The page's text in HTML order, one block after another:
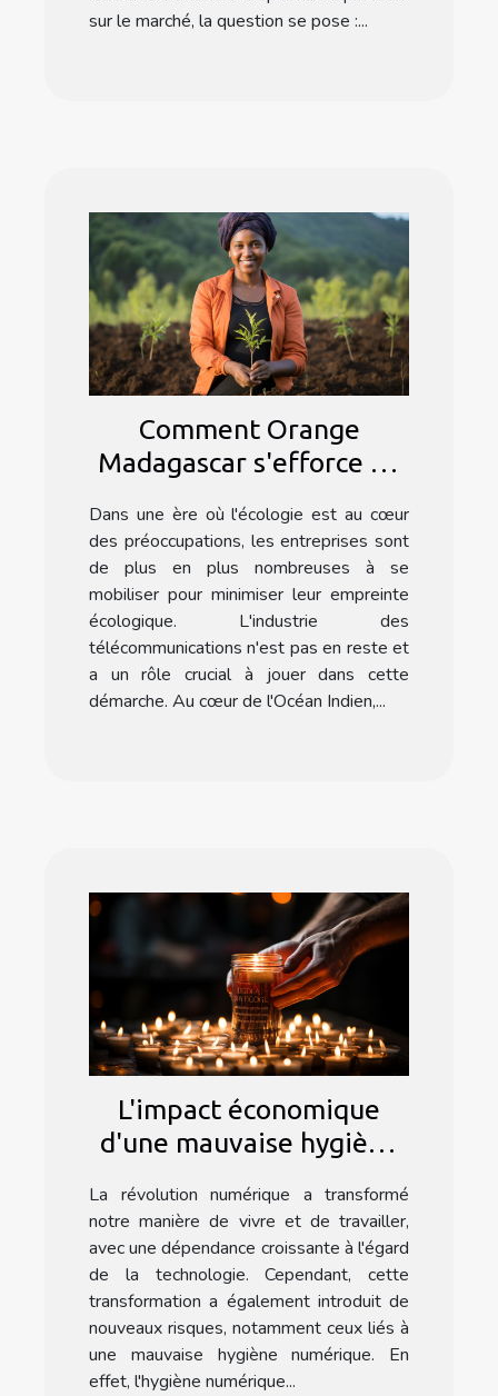
sur le marché, la question se pose :...
Comment Orange
Madagascar s'efforce de
écologique
Dans une ère où l'écologie est au cœur
des préoccupations, les entreprises sont
de plus en plus nombreuses à se
mobiliser pour minimiser leur empreinte
écologique. L'industrie des
télécommunications n'est pas en reste et
a un rôle crucial à jouer dans cette
démarche. Au cœur de l'Océan Indien,...
L'impact économique
d'une mauvaise hygiène
La révolution numérique a transformé
notre manière de vivre et de travailler,
avec une dépendance croissante à l'égard
de la technologie. Cependant, cette
transformation a également introduit de
nouveaux risques, notamment ceux liés à
une mauvaise hygiène numérique. En
effet, l'hygiène numérique...